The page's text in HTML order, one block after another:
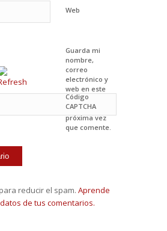
Web
Guarda mi
nombre,
correo
electrónico y
web en este
navegador
para la
próxima vez
que comente.
Código
CAPTCHA
reducir el spam. Aprende
de tus comentarios.